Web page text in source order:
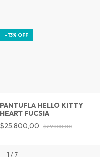
-13% OFF
PANTUFLA HELLO KITTY
HEART FUCSIA
$25.800,00
$29.800,00
1 / 7